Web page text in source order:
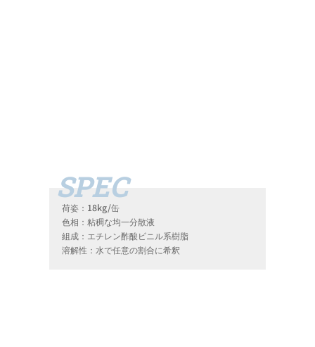
荷姿：18kg/缶
色相：粘稠な均一分散液
組成：エチレン酢酸ビニル系樹脂
溶解性：水で任意の割合に希釈